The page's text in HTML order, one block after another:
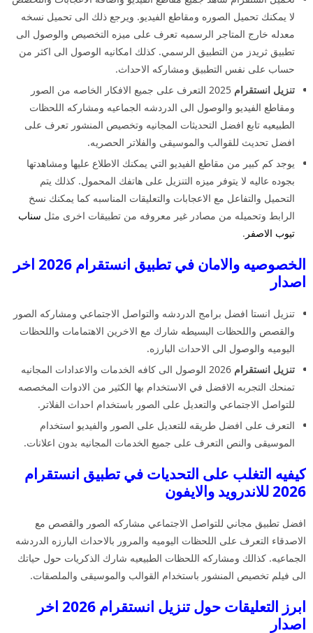
لا يمكنك تحميل الصوره ومقاطع الفيديو. ويرجع ذلك الى تحميل نسخه
معدله خارج المتاجر الرسميه تعرف على ميزه التخصيص والوصول الى
تطبيق ثريدز من التطبيق الرسمي. كذلك امكانيه الوصول الى اكثر من
حساب على نفس التطبيق ومشاركه الاحداث.
تنزيل انستقرام
2025 التعرف على جميع الافكار الخاصه من الصور
ومقاطع الفيديو والوصول الى الدردشه الجماعيه ومشاركه اللحظات
الطبيعيه تابع افضل التحديثات المجانيه وتخصيص المنشور تعرف على
افضل تحديث للقوالب والموسيقى والفلاتر الحصريه.
يوجد كم كبير من مقاطع الفيديو التي يمكنك الاطلاع عليها ومشاهدتها
بجوده عاليه لا يتوفر ميزه التنزيل على هاتفك المحمول. كذلك يتم
التحميل والتفاعل مع الاعجابات والتعليقات المناسبه كما يمكنك نسخ
الرابط وتحميله من مصادر غير معروفه من تطبيقات اخرى مثل سناب
تيوب الاصفر .
الخصوصيه والامان في تطبيق انستقرام 2026 اخر
اصدار
تنزيل انستا افضل برامج الدردشه والتواصل الاجتماعي ومشاركه الصور
والقصص واللحظات البسيطه شارك مع الاخرين الاهتمامات واللحظات
اليوميه والوصول الى الاحداث البارزه.
تنزيل انستقرام
2026 الوصول الى كافه الخدمات والاعدادات المجانيه
تمنحك التجربه الافضل في الاستخدام بها الكثير من الادوات المخصصه
للتواصل الاجتماعي والتعديل على الصور باستخدام احداث الفلاتر.
التعرف على افضل طريقه للتعديل على الصور والفيديو استخدام
الموسيقى والنص التعرف على جميع الخدمات المجانيه بدون اعلانات.
كيفيه التغلب على التحديات في تطبيق انستقرام
2026 للاندرويد والايفون
افضل تطبيق مجاني للتواصل الاجتماعي مشاركه الصور والقصص مع
الاصدقاء التعرف على اللحظات اليوميه والمرور بالاحداث البارزه الدردشه
الجماعيه. كذالك ومشاركه اللحظات الطبيعيه شارك الذكريات حول حياتك
الى فيلم تخصيص المنشور باستخدام القوالب والموسيقى والملصقات.
ابرز التعليقات حول تنزيل انستقرام 2026 اخر
اصدار